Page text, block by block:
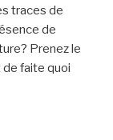
traces de
de
Prenez le
faite quoi